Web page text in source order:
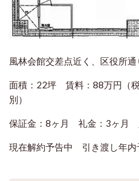
風林会館交差点近く、区役所通
面積：22坪 賃料：88万円（
別）
保証金：8ヶ月 礼金：3ヶ月
現在解約予告中 引き渡し年内